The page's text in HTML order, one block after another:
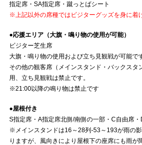
指定席・SA指定席・蹴っとばシート
※上記以外の席種ではビジターグッズを身に着
●応援エリア（大旗・鳴り物の使用が可能）
ビジター芝生席
大旗・鳴り物の使用および立ち見観戦が可能で
その他の観客席（メインスタンド・バックスタ
用、立ち見観戦は禁止です。
※21:00以降の鳴り物は禁止です
●屋根付き
S指定席・A指定席北側/南側の一部・C自由席・
※メインスタンドは16～28列-53～193が雨の
りますが、風向きにより屋根下の座席にも雨が